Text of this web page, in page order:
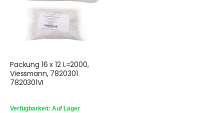
Packung 16 x 12 L=2000,
Viessmann, 7820301
7820301VI
Verfügbarkeit: Auf Lager